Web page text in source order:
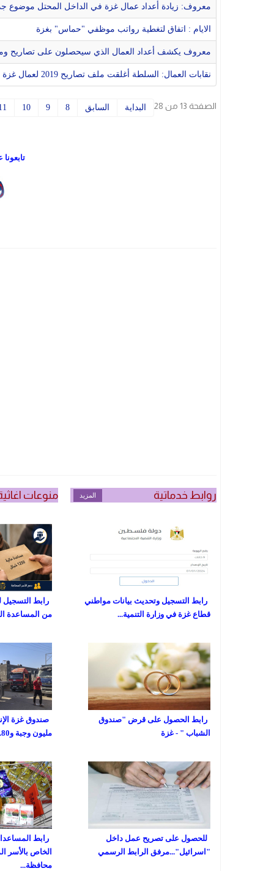
معروف: زيادة أعداد عمال غزة في الداخل المحتل موضوع
الايام : اتفاق لتغطية رواتب موظفي "حماس" بغزة
معروف يكشف أعداد العمال الذي سيحصلون على تصاريح
نقابات العمال: السلطة أغلقت ملف تصاريح 2019 لعمال غزة
الصفحة 13 من 28 البداية السابق 8
9
10
روابط خدماتية المزيد
رابط التسجيل وتحديث بيانات مواطني
قطاع غزة في وزارة التنمية...
رابط الحصول على قرض "صندوق
الشباب " - غزة
للحصول على تصريح عمل داخل
"اسرائيل"...مرفق الرابط الرسمي
منوعات
رابط التسجيل
من المساعدة
مليون وجبة و80...
رابط
الخاص بالأسر
محافظة...